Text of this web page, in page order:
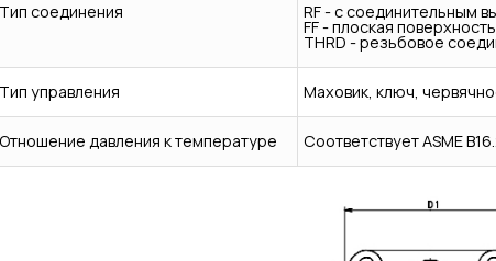
Тип соединения RF - с соединительным
FF - плоская поверхность
THRD - резьбовое
Тип управления Маховик, ключ,
Отношение давления к температуре Соответствует ASME